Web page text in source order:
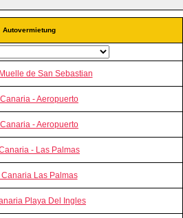
Autovermietung
de San Sebastian
- Aeropuerto
- Aeropuerto
- Las Palmas
Las Palmas
Playa Del Ingles